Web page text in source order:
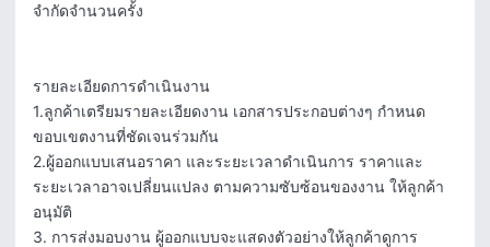
จำกัดจำนวนครั้ง
รายละเอียดการดำเนินงาน
1.ลูกค้าเตรียมรายละเอียดงาน เอกสารประกอบต่างๆ กำหนด
ขอบเขตงานที่ชัดเจนร่วมกัน
2.ผู้ออกแบบเสนอราคา และระยะเวลาดำเนินการ ราคาและ
ระยะเวลาอาจเปลี่ยนแปลง ตามความซับซ้อนของงาน ให้ลูกค้า
อนุมัติ
3. การส่งมอบงาน ผู้ออกแบบจะแสดงตัวอย่างให้ลูกค้าดูการ